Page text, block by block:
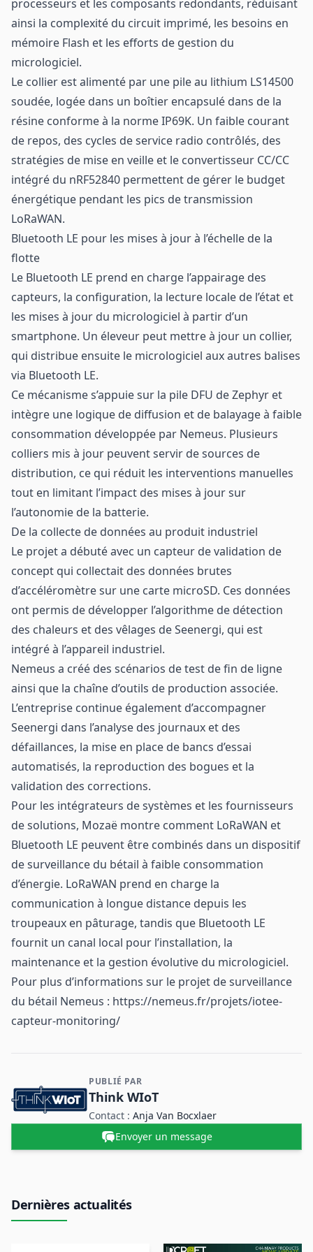
processeurs et les composants redondants, réduisant
ainsi la complexité du circuit imprimé, les besoins en
mémoire Flash et les efforts de gestion du
micrologiciel.
Le collier est alimenté par une pile au lithium LS14500
soudée, logée dans un boîtier encapsulé dans de la
résine conforme à la norme IP69K. Un faible courant
de repos, des cycles de service radio contrôlés, des
stratégies de mise en veille et le convertisseur CC/CC
intégré du nRF52840 permettent de gérer le budget
énergétique pendant les pics de transmission
LoRaWAN.
Bluetooth LE pour les mises à jour à l’échelle de la
flotte
Le Bluetooth LE prend en charge l’appairage des
capteurs, la configuration, la lecture locale de l’état et
les mises à jour du micrologiciel à partir d’un
smartphone. Un éleveur peut mettre à jour un collier,
qui distribue ensuite le micrologiciel aux autres balises
via Bluetooth LE.
Ce mécanisme s’appuie sur la pile DFU de Zephyr et
intègre une logique de diffusion et de balayage à faible
consommation développée par Nemeus. Plusieurs
colliers mis à jour peuvent servir de sources de
distribution, ce qui réduit les interventions manuelles
tout en limitant l’impact des mises à jour sur
l’autonomie de la batterie.
De la collecte de données au produit industriel
Le projet a débuté avec un capteur de validation de
concept qui collectait des données brutes
d’accéléromètre sur une carte microSD. Ces données
ont permis de développer l’algorithme de détection
des chaleurs et des vêlages de Seenergi, qui est
intégré à l’appareil industriel.
Nemeus a créé des scénarios de test de fin de ligne
ainsi que la chaîne d’outils de production associée.
L’entreprise continue également d’accompagner
Seenergi dans l’analyse des journaux et des
défaillances, la mise en place de bancs d’essai
automatisés, la reproduction des bogues et la
validation des corrections.
Pour les intégrateurs de systèmes et les fournisseurs
de solutions, Mozaë montre comment LoRaWAN et
Bluetooth LE peuvent être combinés dans un dispositif
de surveillance du bétail à faible consommation
d’énergie. LoRaWAN prend en charge la
communication à longue distance depuis les
troupeaux en pâturage, tandis que Bluetooth LE
fournit un canal local pour l’installation, la
maintenance et la gestion évolutive du micrologiciel.
Pour plus d’informations sur le projet de surveillance
du bétail Nemeus : https://nemeus.fr/projets/iotee-
capteur-monitoring/
Contact et informations sur l'entreprise
PUBLIÉ PAR
Think WIoT
Contact :Anja Van Bocxlaer
Envoyer un message
Dernières actualités